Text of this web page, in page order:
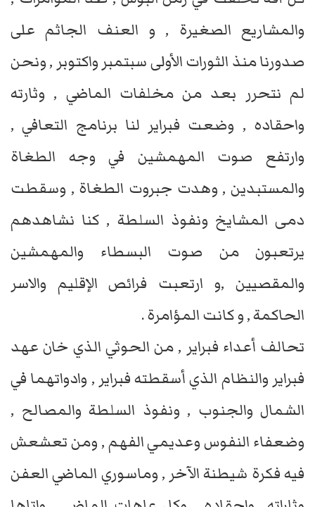
والمشاريع الصغيرة , و العنف الجاثم على
صدورنا منذ الثورات الأولى سبتمبر واكتوبر , ونحن
لم نتحرر بعد من مخلفات الماضي , وثارته
واحقاده , وضعت فبراير لنا برنامج التعافي ,
وارتفع صوت المهمشين في وجه الطغاة
والمستبدين , وهدت جبروت الطغاة , وسقطت
دمى المشايخ ونفوذ السلطة , كنا نشاهدهم
يرتعبون من صوت البسطاء والمهمشين
والمقصيين ,و ارتعبت فرائص الإقليم والاسر
الحاكمة , و كانت المؤامرة .
تحالف أعداء فبراير , من الحوثي الذي خان عهد
فبراير والنظام الذي أسقطته فبراير , وادواتهما في
الشمال والجنوب , ونفوذ السلطة والمصالح ,
وضعفاء النفوس وعديمي الفهم , ومن تعشعش
فيه فكرة شيطنة الآخر , وماسوري الماضي العفن